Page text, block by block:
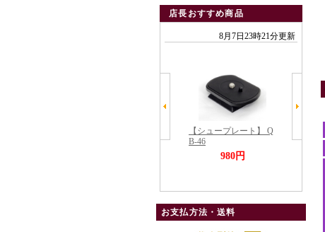
一脚
アクセサリー
カーボン三脚02
付属リモコン
付属ケーブル
店長おすすめ商品
お支払方法・送料